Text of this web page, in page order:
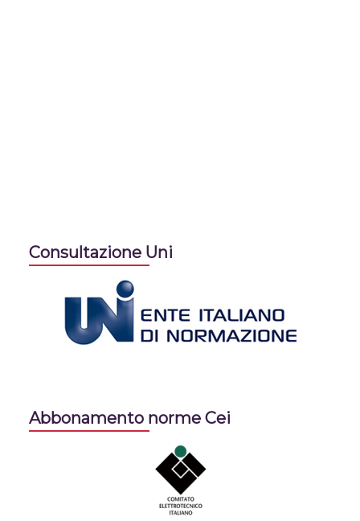
Consultazione Uni
Abbonamento norme Cei